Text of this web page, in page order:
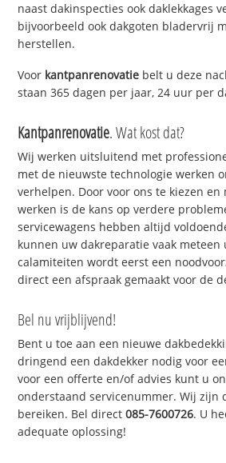
naast dakinspecties ook daklekkages
bijvoorbeeld ook dakgoten bladervrij
herstellen.
Voor kantpanrenovatie belt u deze
staan 365 dagen per jaar, 24 uur per
Kantpanrenovatie. Wat kost dat?
Wij werken uitsluitend met
met de nieuwste technologie werken
verhelpen. Door voor ons te kiezen
werken is de kans op verdere
servicewagens hebben altijd
kunnen uw dakreparatie vaak meteen
calamiteiten wordt eerst een
direct een afspraak gemaakt voor de
Bel nu vrijblijvend!
Bent u toe aan een nieuwe
dringend een dakdekker nodig voor
voor een offerte en/of advies kunt u
onderstaand servicenummer. Wij zijn
bereiken. Bel direct085-7600726. U
adequate oplossing!